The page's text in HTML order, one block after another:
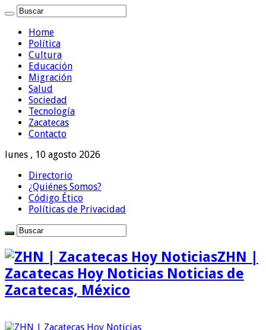
Home
Política
Cultura
Educación
Migración
Salud
Sociedad
Tecnología
Zacatecas
Contacto
lunes , 10 agosto 2026
Directorio
¿Quiénes Somos?
Código Ético
Políticas de Privacidad
ZHN |
Zacatecas Hoy Noticias Noticias de
Zacatecas, México